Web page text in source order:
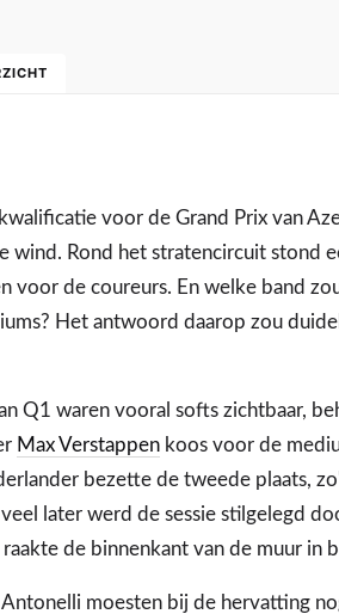
voor de Grand Prix van
wind. Rond het stratencircuit stond
voor de coureurs. En welke band
Het antwoord daarop zou
Q1 waren vooral softs zichtbaar,
Max Verstappen koos voor de
bezette de tweede plaats,
later werd de sessie stilgelegd
de binnenkant van de muur in
moesten bij de hervatting